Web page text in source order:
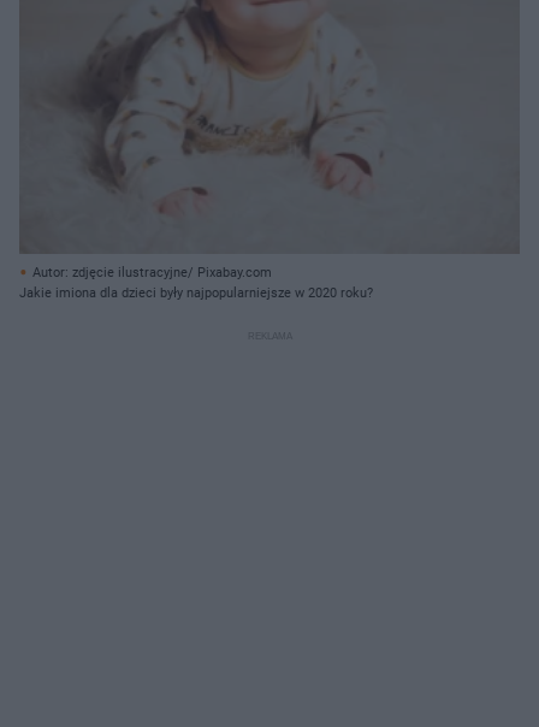
Autor: zdjęcie ilustracyjne/ Pixabay.com
Jakie imiona dla dzieci były najpopularniejsze w 2020 roku?